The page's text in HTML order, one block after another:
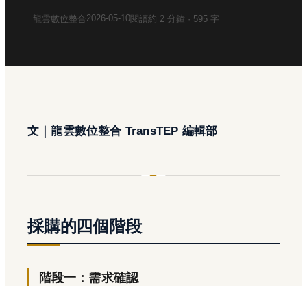
龍雲數位整合2026-05-10閱讀約 2 分鐘 · 595 字
文｜龍雲數位整合 TransTEP 編輯部
採購的四個階段
階段一：需求確認